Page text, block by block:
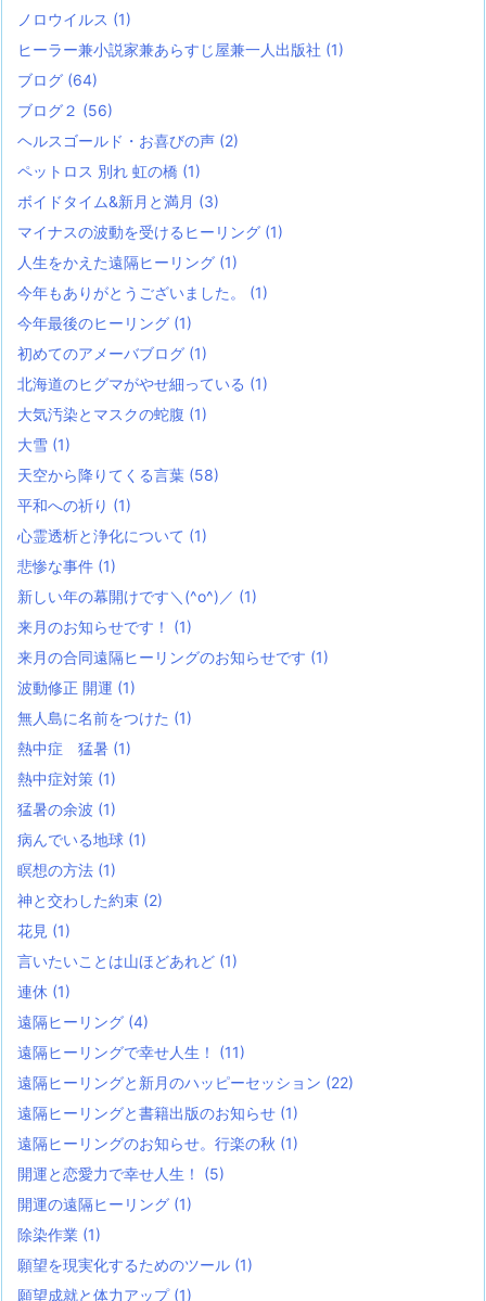
ノロウイルス (1)
ヒーラー兼小説家兼あらすじ屋兼一人出版社 (1)
ブログ (64)
ブログ２ (56)
ヘルスゴールド・お喜びの声 (2)
ペットロス 別れ 虹の橋 (1)
ボイドタイム&新月と満月 (3)
マイナスの波動を受けるヒーリング (1)
人生をかえた遠隔ヒーリング (1)
今年もありがとうございました。 (1)
今年最後のヒーリング (1)
初めてのアメーバブログ (1)
北海道のヒグマがやせ細っている (1)
大気汚染とマスクの蛇腹 (1)
大雪 (1)
天空から降りてくる言葉 (58)
平和への祈り (1)
心霊透析と浄化について (1)
悲惨な事件 (1)
新しい年の幕開けです＼(^o^)／ (1)
来月のお知らせです！ (1)
来月の合同遠隔ヒーリングのお知らせです (1)
波動修正 開運 (1)
無人島に名前をつけた (1)
熱中症 猛暑 (1)
熱中症対策 (1)
猛暑の余波 (1)
病んでいる地球 (1)
瞑想の方法 (1)
神と交わした約束 (2)
花見 (1)
言いたいことは山ほどあれど (1)
連休 (1)
遠隔ヒーリング (4)
遠隔ヒーリングで幸せ人生！ (11)
遠隔ヒーリングと新月のハッピーセッション (22)
遠隔ヒーリングと書籍出版のお知らせ (1)
遠隔ヒーリングのお知らせ。行楽の秋 (1)
開運と恋愛力で幸せ人生！ (5)
開運の遠隔ヒーリング (1)
除染作業 (1)
願望を現実化するためのツール (1)
願望成就と体力アップ (1)